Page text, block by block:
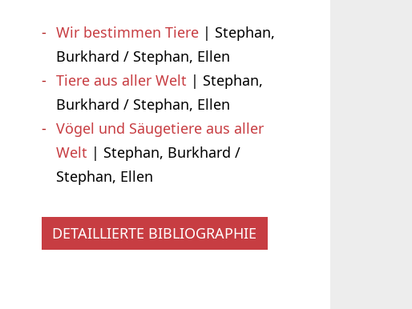
Wir bestimmen Tiere| Stephan,
Burkhard / Stephan, Ellen
Tiere aus aller Welt | Stephan,
Burkhard / Stephan, Ellen
Vögel und Säugetiere aus aller
Welt | Stephan, Burkhard /
Stephan, Ellen
DETAILLIERTE BIBLIOGRAPHIE